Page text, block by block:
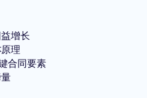
增长
理
合同要素